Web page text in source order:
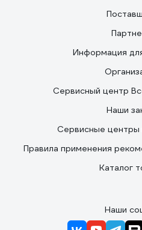
Информация
Сервисный центр
Наши
Сервисные центры
Правила применения
Каталог
Наши